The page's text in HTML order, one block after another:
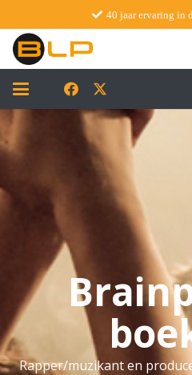
40 jaar ervaring in
Rapper/muzikant en